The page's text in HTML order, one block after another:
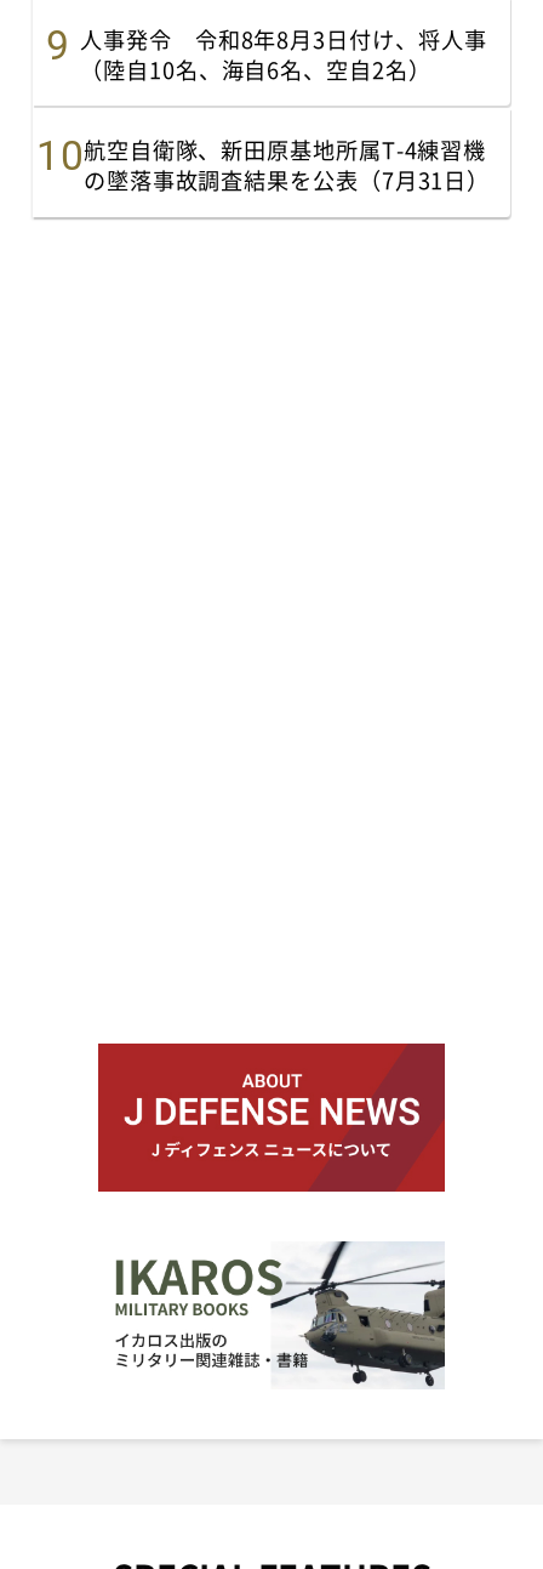
人事発令 令和8年8月3日付け、将人事
（陸自10名、海自6名、空自2名）
航空自衛隊、新田原基地所属T-4練習機
の墜落事故調査結果を公表（7月31日）